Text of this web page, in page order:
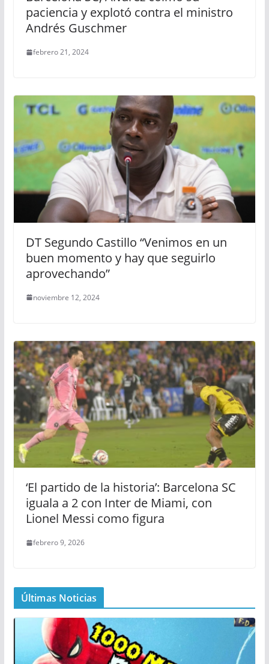
paciencia y explotó contra el ministro
Andrés Guschmer
febrero 21, 2024
DT Segundo Castillo “Venimos en un
buen momento y hay que seguirlo
aprovechando”
noviembre 12, 2024
‘El partido de la historia’: Barcelona SC
iguala a 2 con Inter de Miami, con
Lionel Messi como figura
febrero 9, 2026
Últimas Noticias